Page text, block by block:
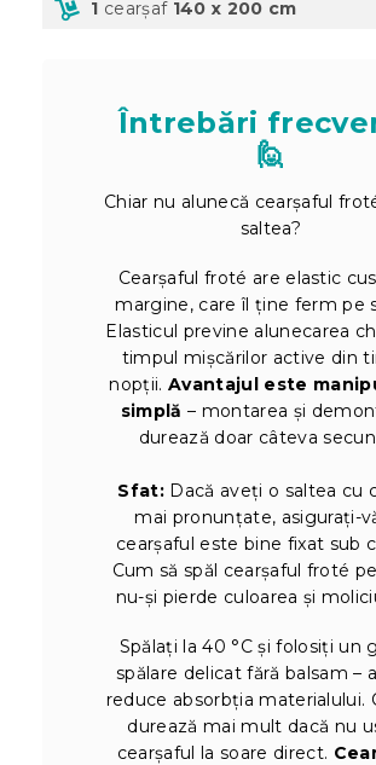
1 cearșaf 140 x 200 cm
Întrebări
🙋
Chiar nu alunecă cearșaful
saltea?
Cearșaful froté are elastic
margine, care îl ține ferm pe
Elasticul previne alunecarea
timpul mișcărilor active din
nopții. Avantajul este
simplă – montarea și
durează doar câteva
Sfat: Dacă aveți o saltea cu
mai pronunțate, asigurați-
cearșaful este bine fixat sub
Cum să spăl cearșaful froté
nu-și pierde culoarea și
Spălați la 40 °C și folosiți un
spălare delicat fără balsam –
reduce absorbția materialului.
durează mai mult dacă nu
cearșaful la soare direct.